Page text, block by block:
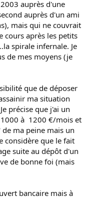
auprès d'une
auprès d'un ami
mais qui ne couvrait
cours après les petits
spirale infernale. Je
de mes moyens (je
que de déposer
ma situation
précise que j'ai un
à 1200 €/mois et
ma peine mais un
considère que le fait
suite au dépôt d'un
de bonne foi (mais
bancaire mais à